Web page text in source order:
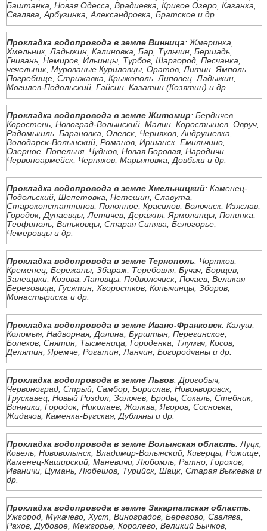
Баштанка, Новая Одесса, Врадиевка, Кривое Озеро, Казанка,
Свалява, Арбузинка, Александровка, Братское и др.
Прокладка водопровода в земле Винница: Жмеринка,
Хмельник, Ладыжин, Калиновка, Бар, Тульчин, Бершадь,
Гнивань, Немиров, Ильинцы, Турбов, Шаргород, Песчанка,
чечельник, Мурованые Куриловцы, Оратов, Литин, Ямполь,
Погребище, Стрижавка, Крыжополь, Липовец, Ладыжин,
Могилев-Подольский, Гайсин, Казатин (Козятин) и др.
Прокладка водопровода в земле Житомир: Бердичев,
Коростень, Новоград-Волынский, Малин, Коростышев, Овруч,
Радомышль, Барановка, Олевск, Черняхов, Андрушевка,
Володарск-Волынский, Романов, Иршанск, Емильчино,
Озерное, Попельня, Чуднов, Новая Боровая, Народичи,
Червоноармейск, Черняхов, Марьяновка, Довбыш и др.
Прокладка водопровода в земле Хмельницкий: Каменец-
Подольский, Шепетовка, Нетешин, Славута,
Староконстантинов, Полонное, Красилов, Волочиск, Изяслав,
Городок, Дунаевцы, Летичев, Деражня, Ярмолинцы, Понинка,
Теофиполь, Виньковцы, Старая Синява, Белогорье,
Чемеровцы и др.
Прокладка водопровода в земле Тернополь: Чортков,
Кременец, Бережаны, Збараж, Теребовля, Бучач, Борщев,
Залещики, Козова, Лановцы, Подволочиск, Почаев, Великая
Березовица, Гусятин, Хворостков, Копычинцы, Зборов,
Монастыриска и др.
Прокладка водопровода в земле Ивано-Франковск: Калуш,
Коломыя, Надворная, Долина, Бурштын, Перегинское,
Болехов, Снятин, Тысменица, Городенка, Тлумач, Косов,
Делятин, Яремче, Рогатин, Ланчин, Богородчаны и др.
Прокладка водопровода в земле Львов: Дрогобыч,
Червоноград, Стрый, Самбор, Борислав, Новояворовск,
Трускавец, Новый Роздол, Золочев, Броды, Сокаль, Стебник,
Винники, Городок, Николаев, Жолква, Яворов, Сосновка,
Жидачов, Каменка-Бугская, Дубляны и др.
Прокладка водопровода в земле Волынская область: Луцк,
Ковель, Нововолынск, Владимир-Волынский, Киверцы, Рожище,
Каменец-Каширский, Маневичи, Любомль, Ратно, Горохов,
Иваничи, Цумань, Любешов, Турийск, Шацк, Старая Выжевка и
др.
Прокладка водопровода в земле Закарпатская область:
Ужгород, Мукачево, Хуст, Виноградов, Берегово, Свалява,
Рахов, Дубовое, Межгорье, Королево, Великий Бычков,